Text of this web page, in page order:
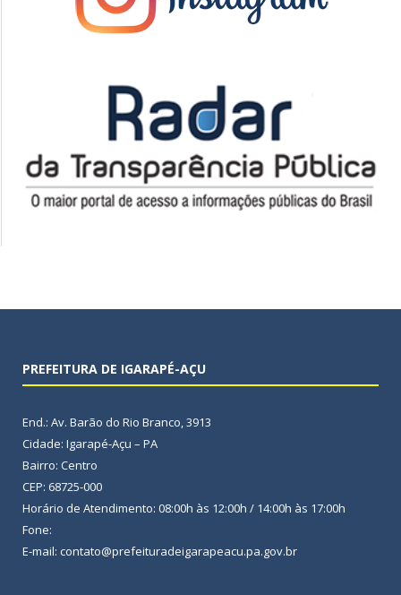
PREFEITURA DE IGARAPÉ-AÇU
End.: Av. Barão do Rio Branco, 3913
Cidade: Igarapé-Açu – PA
Bairro: Centro
CEP: 68725-000
Horário de Atendimento: 08:00h às 12:00h / 14:00h às 17:00h
Fone:
E-mail: contato@prefeituradeigarapeacu.pa.gov.br